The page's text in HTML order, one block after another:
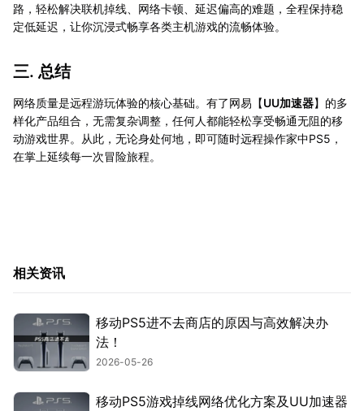
路，轻松解决联机掉线、网络卡顿、延迟偏高的难题，全程保持稳
定低延迟，让你沉浸式畅享各类主机游戏的流畅体验。
三. 总结
网络质量是远程游玩体验的核心基础。有了网易【UU加速器】的多
样化产品组合，无需复杂调整，任何人都能轻松享受畅通无阻的移
动游戏世界。从此，无论身处何地，即可随时远程操作家中PS5，
在掌上延续每一次冒险旅程。
相关资讯
移动PS5进不去商店的原因与高效解决办
法！
2026-05-26
移动PS5游戏掉线网络优化方案及UU加速器